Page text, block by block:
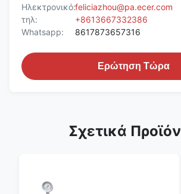
Ηλεκτρονικό:feliciazhou@pa.ecer.com
τηλ:
+8613667332386
Whatsapp:
8617873657316
Ερώτηση Τώρα
Σχετικά